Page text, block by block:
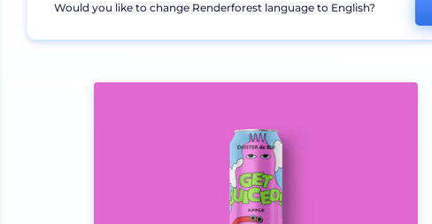
Mockups Embalaje Mockup de Lata
Would you like to change Renderforest language to English?